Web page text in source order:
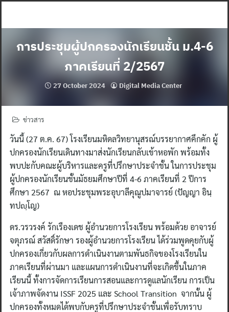
การประชุมผู้ปกครองนักเรียนชั้น ม.4-6
ภาคเรียนที่ 2/2567
27 October 2024 Digital Media Center
ข่าวสาร
วันนี้ (27 ต.ค. 67) โรงเรียนมหิดลวิทยานุสรณ์บรรยากาศคึกคัก ผู้
ปกครองนักเรียนเดินทางมาส่งนักเรียนกลับเข้าหอพัก พร้อมทั้ง
พบปะกับคณะผู้บริหารและครูที่ปรึกษาประจำชั้น ในการประชุม
ผู้ปกครองนักเรียนชั้นมัธยมศึกษาปีที่ 4-6 ภาคเรียนที่ 2 ปีการ
ศึกษา 2567 ณ หอประชุมพระอุบาลีคุณูปมาจารย์ (ปัญญา อินฺ
ทปญฺโญ)
ดร.วรวรงค์ รักเรืองเดช ผู้อำนวยการโรงเรียน พร้อมด้วย อาจารย์
จตุภรณ์ สวัสดิ์รักษา รองผู้อำนวยการโรงเรียน ได้ร่วมพูดคุยกับผู้
ปกครองเกี่ยวกับผลการดำเนินงานตามพันธกิจของโรงเรียนใน
ภาคเรียนที่ผ่านมา และแผนการดำเนินงานที่จะเกิดขึ้นในภาค
เรียนนี้ ทั้งการจัดการเรียนการสอนและการดูแลนักเรียน การเป็น
เจ้าภาพจัดงาน ISSF 2025 และ School Transition จากนั้น ผู้
ปกครองทั้งหมดได้พบกับครูที่ปรึกษาประจำชั้นเพื่อรับทราบ